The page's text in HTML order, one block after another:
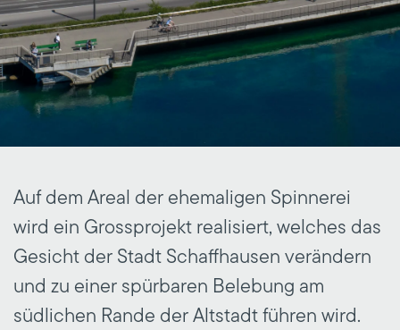
Auf dem Areal der ehemaligen Spinnerei
wird ein Grossprojekt realisiert, welches das
Gesicht der Stadt Schaffhausen verändern
und zu einer spürbaren Belebung am
südlichen Rande der Altstadt führen wird.